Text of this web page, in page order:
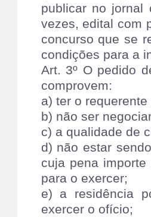
publicar no
vezes, edital com
concurso que se
condições para a
Art. 3º O pedido
comprovem:
a) ter o
b) não ser
c) a qualidade de
d) não estar
cuja pena
para o exercer;
e) a residência
exercer o ofício;